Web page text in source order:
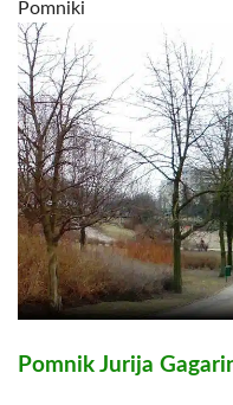
Pomniki
Pomnik Jurija